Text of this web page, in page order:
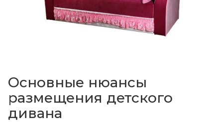
Основные нюансы
размещения детского
дивана